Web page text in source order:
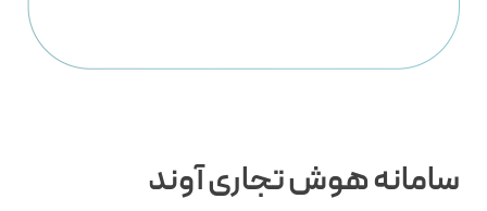
سامانه هوش تجاری آوند